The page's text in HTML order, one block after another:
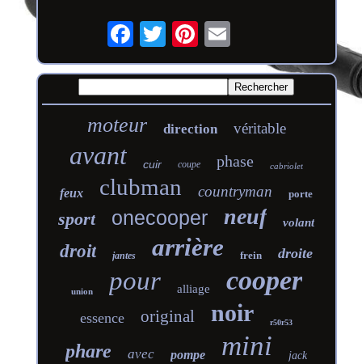
moteur direction véritable
avant cuir coupe phase cabriolet
feux clubman countryman porte
sport onecooper neuf volant
droit jantes arrière frein droite
union pour alliage cooper
essence original noir r50r53
phare avec pompe mini jack